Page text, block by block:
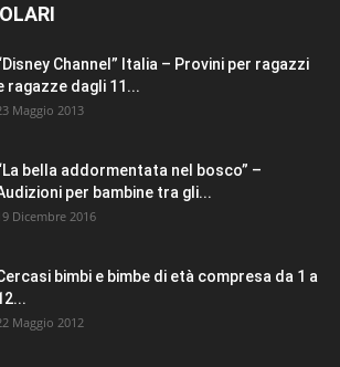
Channel” Italia – Provini per ragazzi
ragazze dagli 11...
Maggio 2013
bella addormentata nel bosco” –
per bambine tra gli...
Dicembre 2016
bimbi e bimbe di età compresa da 1 a
Maggio 2012